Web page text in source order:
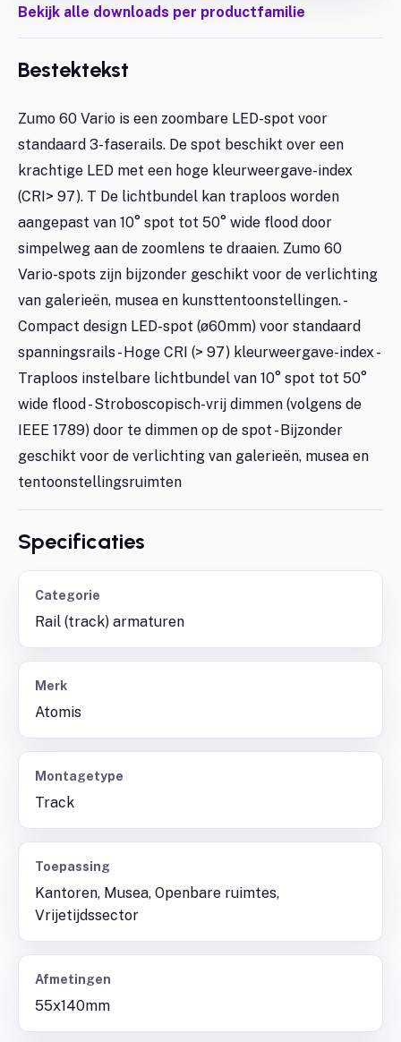
Bekijk alle downloads per productfamilie
Bestektekst
Zumo 60 Vario is een zoombare LED-spot voor
standaard 3-faserails. De spot beschikt over een
krachtige LED met een hoge kleurweergave-index
(CRI> 97). T De lichtbundel kan traploos worden
aangepast van 10° spot tot 50° wide flood door
simpelweg aan de zoomlens te draaien. Zumo 60
Vario-spots zijn bijzonder geschikt voor de verlichting
van galerieën, musea en kunsttentoonstellingen. -
Compact design LED-spot (ø60mm) voor standaard
spanningsrails - Hoge CRI (> 97) kleurweergave-index -
Traploos instelbare lichtbundel van 10° spot tot 50°
wide flood - Stroboscopisch-vrij dimmen (volgens de
IEEE 1789) door te dimmen op de spot - Bijzonder
geschikt voor de verlichting van galerieën, musea en
tentoonstellingsruimten
Specificaties
Categorie
Rail (track) armaturen
Merk
Atomis
Montagetype
Track
Toepassing
Kantoren, Musea, Openbare ruimtes,
Vrijetijdssector
Afmetingen
55x140mm